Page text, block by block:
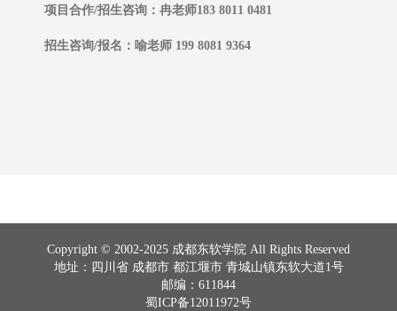
项目合作/招生咨询：冉老师183 8011 0481
招生咨询/报名：喻老师 199 8081 9364
Copyright © 2002-2025 成都东软学院 All Rights Reserved
地址：四川省 成都市 都江堰市 青城山镇东软大道1号
邮编：611844
蜀ICP备12011972号